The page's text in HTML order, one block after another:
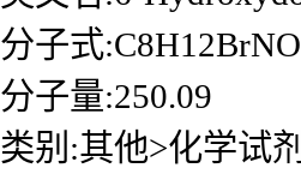
分子式
分子量:250.09
类别:其他>化学试